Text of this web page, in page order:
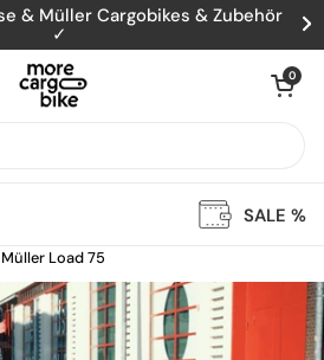
& Müller Cargobikes & Zubehör
✓
Warenkorb
0
SALE %
Load 75